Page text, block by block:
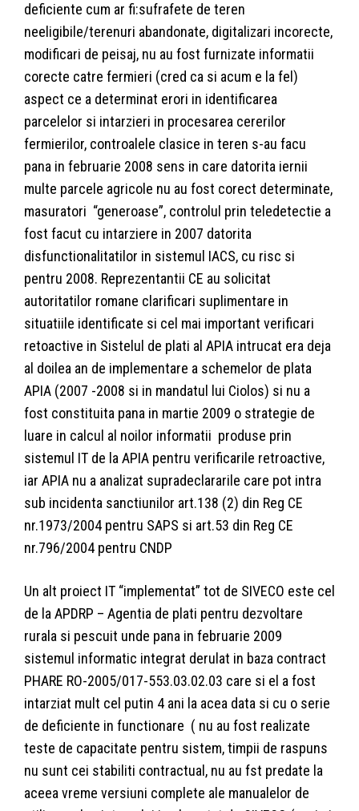
deficiente cum ar fi:sufrafete de teren
neeligibile/terenuri abandonate, digitalizari incorecte,
modificari de peisaj, nu au fost furnizate informatii
corecte catre fermieri (cred ca si acum e la fel)
aspect ce a determinat erori in identificarea
parcelelor si intarzieri in procesarea cererilor
fermierilor, controalele clasice in teren s-au facu
pana in februarie 2008 sens in care datorita iernii
multe parcele agricole nu au fost corect determinate,
masuratori “generoase”, controlul prin teledetectie a
fost facut cu intarziere in 2007 datorita
disfunctionalitatilor in sistemul IACS, cu risc si
pentru 2008. Reprezentantii CE au solicitat
autoritatilor romane clarificari suplimentare in
situatiile identificate si cel mai important verificari
retoactive in Sistelul de plati al APIA intrucat era deja
al doilea an de implementare a schemelor de plata
APIA (2007 -2008 si in mandatul lui Ciolos) si nu a
fost constituita pana in martie 2009 o strategie de
luare in calcul al noilor informatii produse prin
sistemul IT de la APIA pentru verificarile retroactive,
iar APIA nu a analizat supradeclararile care pot intra
sub incidenta sanctiunilor art.138 (2) din Reg CE
nr.1973/2004 pentru SAPS si art.53 din Reg CE
nr.796/2004 pentru CNDP
Un alt proiect IT “implementat” tot de SIVECO este cel
de la APDRP – Agentia de plati pentru dezvoltare
rurala si pescuit unde pana in februarie 2009
sistemul informatic integrat derulat in baza contract
PHARE RO-2005/017-553.03.02.03 care si el a fost
intarziat mult cel putin 4 ani la acea data si cu o serie
de deficiente in functionare ( nu au fost realizate
teste de capacitate pentru sistem, timpii de raspuns
nu sunt cei stabiliti contractual, nu au fst predate la
aceea vreme versiuni complete ale manualelor de